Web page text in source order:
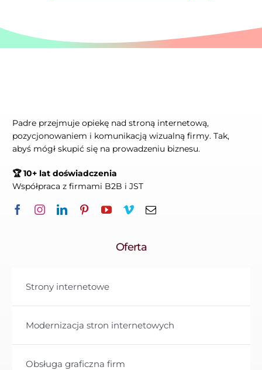
Padre przejmuje opiekę nad stroną internetową,
pozycjonowaniem i komunikacją wizualną firmy. Tak,
abyś mógł skupić się na prowadzeniu biznesu.
🏆 10+ lat doświadczenia
Współpraca z firmami B2B i JST
Oferta
Strony internetowe
Modernizacja stron internetowych
Obsługa graficzna firm